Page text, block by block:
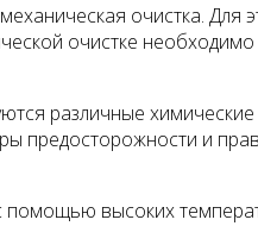
очистка.
очистке
различные
и
высоких